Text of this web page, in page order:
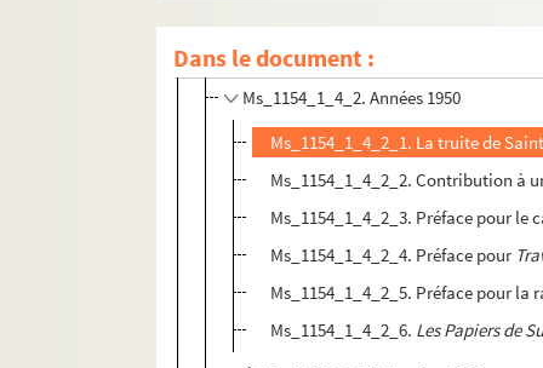
Dans le document :
Ms_1154_1_4_1. Années 1940
Ms_1154_1_4_2. Années 1950
Ms_1154_1_4_2_1. La truite de
Ms_1154_1_4_2_2. Contribution à
Ms_1154_1_4_2_3. Préface pour
Ms_1154_1_4_2_4. Préface pour
Ms_1154_1_4_2_5. Préface pour la
Ms_1154_1_4_2_6. Les Papiers de